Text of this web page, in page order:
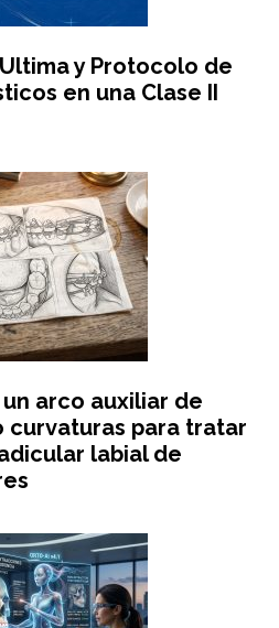
y Protocolo de
en una Clase II
arco auxiliar de
curvaturas para tratar
labial de